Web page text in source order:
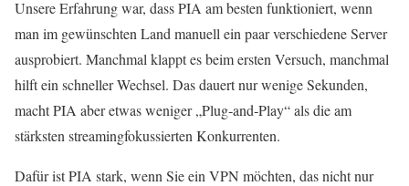
Unsere Erfahrung war, dass PIA am besten funktioniert, wenn
man im gewünschten Land manuell ein paar verschiedene Server
ausprobiert. Manchmal klappt es beim ersten Versuch, manchmal
hilft ein schneller Wechsel. Das dauert nur wenige Sekunden,
macht PIA aber etwas weniger „Plug‑and‑Play“ als die am
stärksten streamingfokussierten Konkurrenten.
Dafür ist PIA stark, wenn Sie ein VPN möchten, das nicht nur